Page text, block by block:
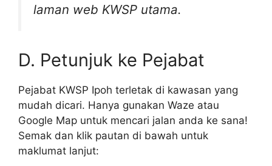
laman web KWSP utama.
D. Petunjuk ke Pejabat
Pejabat KWSP Ipoh terletak di kawasan yang
mudah dicari. Hanya gunakan Waze atau
Google Map untuk mencari jalan anda ke sana!
Semak dan klik pautan di bawah untuk
maklumat lanjut: